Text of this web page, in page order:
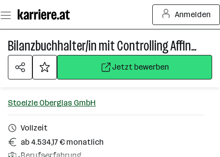
Seiteninhalt
springen
Anmelden
Bilanzbuchhalter/in mit Controlling Affinität
Jetzt bewerben
Stoelzle Oberglas GmbH
Vollzeit
ab 4.534,17 € monatlich